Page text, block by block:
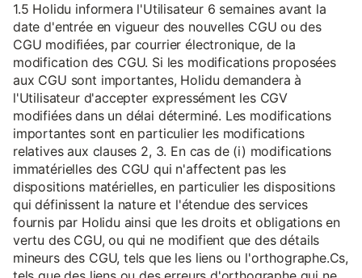
1.5 Holidu informera l'Utilisateur 6 semaines avant la
date d'entrée en vigueur des nouvelles CGU ou des
CGU modifiées, par courrier électronique, de la
modification des CGU. Si les modifications proposées
aux CGU sont importantes, Holidu demandera à
l'Utilisateur d'accepter expressément les CGV
modifiées dans un délai déterminé. Les modifications
importantes sont en particulier les modifications
relatives aux clauses 2, 3. En cas de (i) modifications
immatérielles des CGU qui n'affectent pas les
dispositions matérielles, en particulier les dispositions
qui définissent la nature et l'étendue des services
fournis par Holidu ainsi que les droits et obligations en
vertu des CGU, ou qui ne modifient que des détails
mineurs des CGU, tels que les liens ou l'orthographe.Cs,